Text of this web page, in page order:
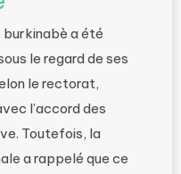
burkinabè a été
le regard de ses
le rectorat,
l’accord des
Toutefois, la
a rappelé que ce